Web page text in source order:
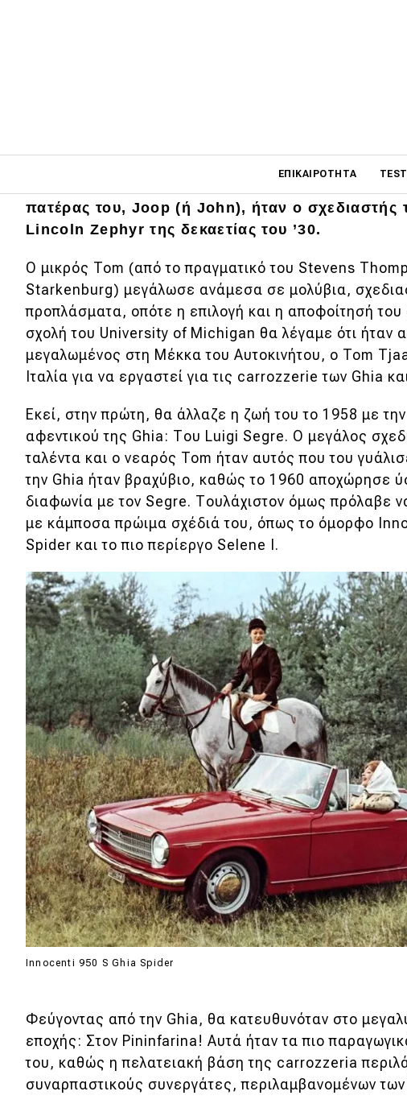
ΕΠΙΚΑΙΡΌΤΗΤΑ
Main navigation
Επικαιρότητα
Νέα μοντέλα
Πρωτότυπα
Ελλάδα
Κόσμος
Τεχνολογία
Ασφάλεια
Αγορά
Απόψεις
Test Drive
Δοκιμή
Αποστολή
Συγκρίνουμε
Αγώνες
Formula 1
WRC
Motorsport
Eco
Νέα
Τεχνολογία
Σταθμοί φόρτισης
Classic
πατέρας του, Joop (ή John), ήταν ο σχεδιαστής
Lincoln Zephyr της δεκαετίας του ’30.
Ο μικρός Tom (από το πραγματικό του Stevens
Starkenburg) μεγάλωσε ανάμεσα σε μολύβια,
προπλάσματα, οπότε η επιλογή και η αποφοίτησή του
σχολή του University of Michigan θα λέγαμε ότι ήταν
μεγαλωμένος στη Μέκκα του Αυτοκινήτου, ο Tom
Ιταλία για να εργαστεί για τις carrozzerie των Ghia
Εκεί, στην πρώτη, θα άλλαζε η ζωή του το 1958 με
αφεντικού της Ghia: Του Luigi Segre. Ο μεγάλος
ταλέντα και ο νεαρός Tom ήταν αυτός που του
την Ghia ήταν βραχύβιο, καθώς το 1960 αποχώρησε
διαφωνία με τον Segre. Τουλάχιστον όμως πρόλαβε
με κάμποσα πρώιμα σχέδιά του, όπως το όμορφο
Spider και το πιο περίεργο Selene Ι.
Innocenti 950 S Ghia Spider
Φεύγοντας από την Ghia, θα κατευθυνόταν στο
εποχής: Στον Pininfarina! Αυτά ήταν τα πιο
του, καθώς η πελατειακή βάση της carrozzeria
συναρπαστικούς συνεργάτες, περιλαμβανομένων